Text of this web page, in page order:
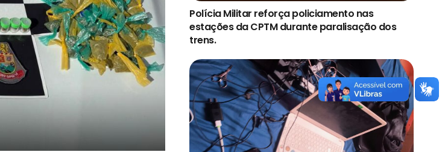
Polícia Militar reforça policiamento nas
estações da CPTM durante paralisação dos
trens.